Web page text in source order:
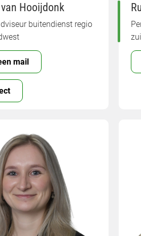
Hooijdonk
buitendienst regio
mail